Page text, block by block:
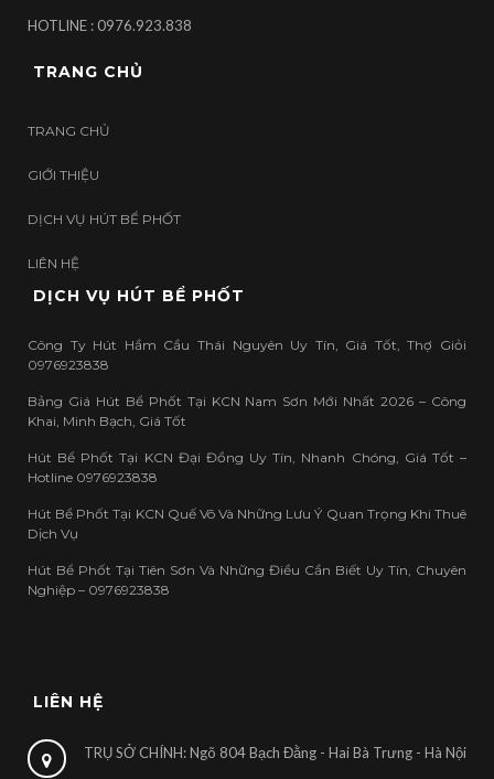
HOTLINE : 0976.923.838
TRANG CHỦ
TRANG CHỦ
GIỚI THIỆU
DỊCH VỤ HÚT BỂ PHỐT
LIÊN HỆ
DỊCH VỤ HÚT BỂ PHỐT
Công Ty Hút Hầm Cầu Thái Nguyên Uy Tín, Giá Tốt, Thợ Giỏi
0976923838
Bảng Giá Hút Bể Phốt Tại KCN Nam Sơn Mới Nhất 2026 – Công
Khai, Minh Bạch, Giá Tốt
Hút Bể Phốt Tại KCN Đại Đồng Uy Tín, Nhanh Chóng, Giá Tốt –
Hotline 0976923838
Hút Bể Phốt Tại KCN Quế Võ Và Những Lưu Ý Quan Trọng Khi Thuê
Dịch Vụ
Hút Bể Phốt Tại Tiên Sơn Và Những Điều Cần Biết Uy Tín, Chuyên
Nghiệp – 0976923838
LIÊN HỆ
TRỤ SỞ CHÍNH: Ngõ 804 Bạch Đằng - Hai Bà Trưng - Hà Nội